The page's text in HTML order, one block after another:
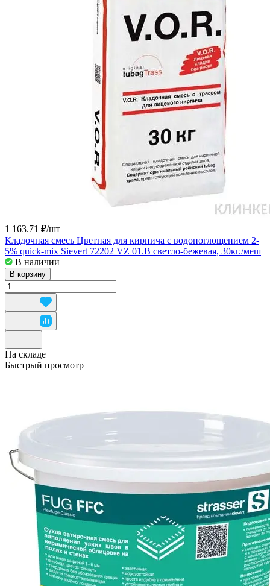
1 163.71 ₽/шт
Кладочная смесь Цветная для кирпича с водопоглощением 2-
5% quick-mix Sievert 72202 VZ 01.B светло-бежевая, 30кг./меш
В наличии
В корзину
На складе
Быстрый просмотр